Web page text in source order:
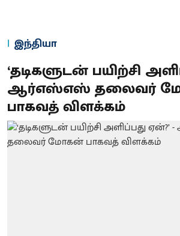
இந்தியா
‘தடிகளுடன் பயிற்சி
ஆர்எஸ்எஸ் தலைவர்
பாகவத் விளக்கம்